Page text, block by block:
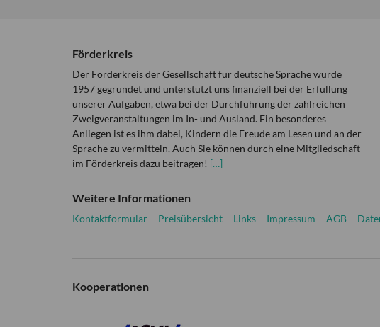
Förderkreis
Der Förderkreis der Gesellschaft für deutsche Sprache wurde
1957 gegründet und unterstützt uns finanziell bei der Erfüllung
unserer Aufgaben, etwa bei der Durchführung der zahlreichen
Zweigveranstaltungen im In- und Ausland. Ein besonderes
Anliegen ist es ihm dabei, Kindern die Freude am Lesen und an der
Sprache zu vermitteln. Auch Sie können durch eine Mitgliedschaft
im Förderkreis dazu beitragen! […]
Weitere Informationen
Kontaktformular Preisübersicht Links Impressum AGB
Kooperationen